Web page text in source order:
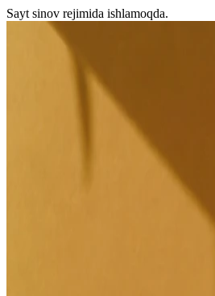
Sayt sinov rejimida ishlamoqda.